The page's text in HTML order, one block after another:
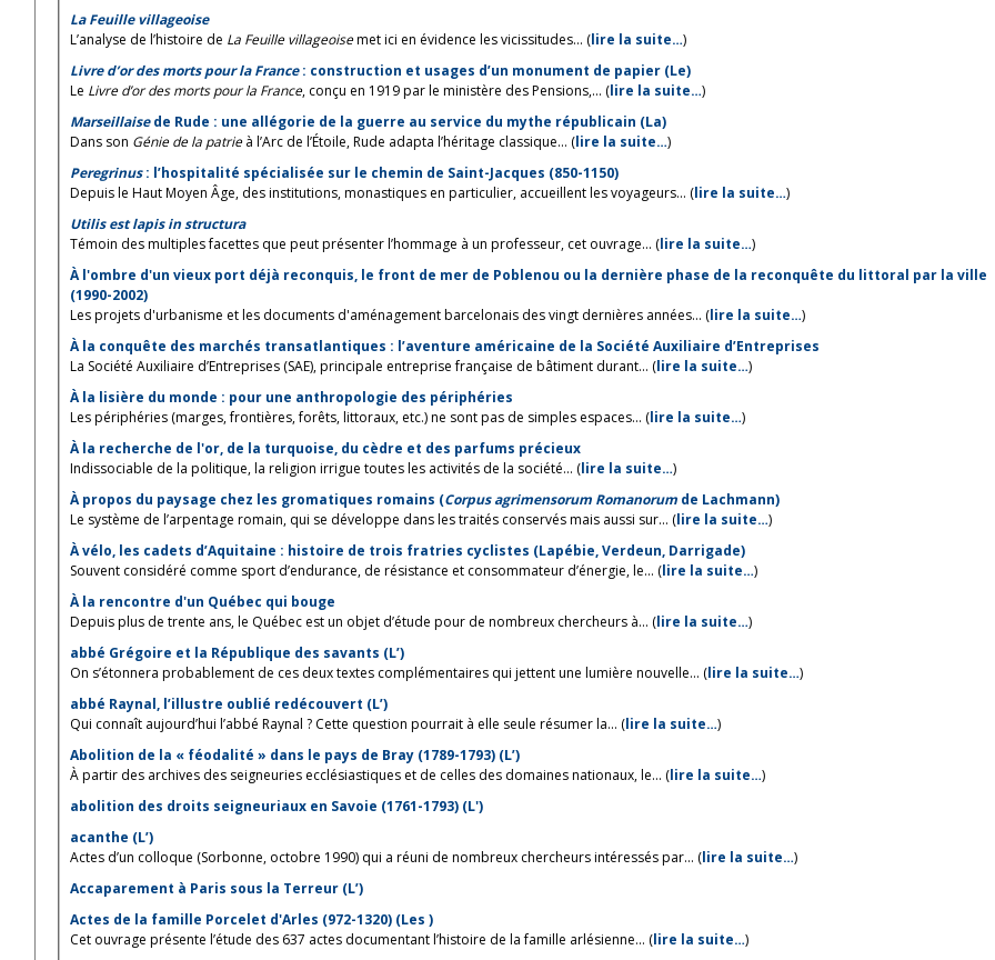
La Feuille villageoise
L’analyse de l’histoire de La Feuille villageoisemet ici en évidence les vicissitudes... (lire la suite…)
Livre d’or des morts pour la France: construction et usages d’un monument de papier (Le)
Le Livre d’or des morts pour la France, conçu en 1919 par le ministère des Pensions,... (lire la suite…)
Marseillaisede Rude : une allégorie de la guerre au service du mythe républicain (La)
Dans son Génie de la patrieà l’Arc de l’Étoile, Rude adapta l’héritage classique... (lire la suite…)
Peregrinus: l’hospitalité spécialisée sur le chemin de Saint-Jacques (850-1150)
Depuis le Haut Moyen Âge, des institutions, monastiques en particulier, accueillent les voyageurs... (lire la suite…)
Utilis est lapis in structura
Témoin des multiples facettes que peut présenter l’hommage à un professeur, cet ouvrage... (lire la suite…)
À l'ombre d'un vieux port déjà reconquis, le front de mer de Poblenou ou la dernière phase de la reconquête du littoral par la ville
(1990-2002)
Les projets d'urbanisme et les documents d'aménagement barcelonais des vingt dernières années... (lire la suite…)
À la conquête des marchés transatlantiques : l’aventure américaine de la Société Auxiliaire d’Entreprises
La Société Auxiliaire d’Entreprises (SAE), principale entreprise française de bâtiment durant... (lire la suite…)
À la lisière du monde : pour une anthropologie des périphéries
Les périphéries (marges, frontières, forêts, littoraux, etc.) ne sont pas de simples espaces... (lire la suite…)
À la recherche de l'or, de la turquoise, du cèdre et des parfums précieux
Indissociable de la politique, la religion irrigue toutes les activités de la société... (lire la suite…)
À propos du paysage chez les gromatiques romains (Corpus agrimensorum Romanorum de Lachmann)
Le système de l’arpentage romain, qui se développe dans les traités conservés mais aussi sur... (lire la suite…)
À vélo, les cadets d’Aquitaine : histoire de trois fratries cyclistes (Lapébie, Verdeun, Darrigade)
Souvent considéré comme sport d’endurance, de résistance et consommateur d’énergie, le... (lire la suite…)
À la rencontre d'un Québec qui bouge
Depuis plus de trente ans, le Québec est un objet d’étude pour de nombreux chercheurs à... (lire la suite…)
abbé Grégoire et la République des savants (L’)
On s’étonnera probablement de ces deux textes complémentaires qui jettent une lumière nouvelle... (lire la suite…)
abbé Raynal, l’illustre oublié redécouvert (L’)
Qui connaît aujourd’hui l’abbé Raynal ? Cette question pourrait à elle seule résumer la... (lire la suite…)
Abolition de la « féodalité » dans le pays de Bray (1789-1793) (L’)
À partir des archives des seigneuries ecclésiastiques et de celles des domaines nationaux, le... (lire la suite…)
abolition des droits seigneuriaux en Savoie (1761-1793) (L')
acanthe (L’)
Actes d’un colloque (Sorbonne, octobre 1990) qui a réuni de nombreux chercheurs intéressés par... (lire la suite…)
Accaparement à Paris sous la Terreur (L’)
Actes de la famille Porcelet d'Arles (972-1320) (Les )
Cet ouvrage présente l’étude des 637 actes documentant l’histoire de la famille arlésienne... (lire la suite…)